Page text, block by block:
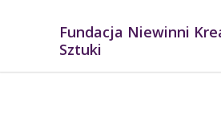
Fundacja Niewinni
Sztuki